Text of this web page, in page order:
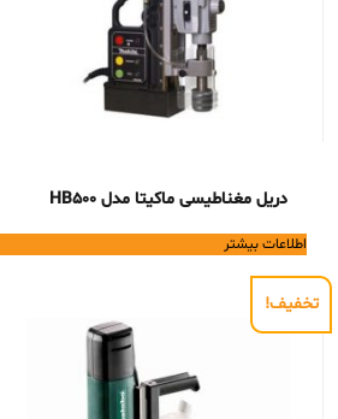
دریل مغناطیسی ماکیتا مدل HB500
اطلاعات بیشتر
تخفیف!